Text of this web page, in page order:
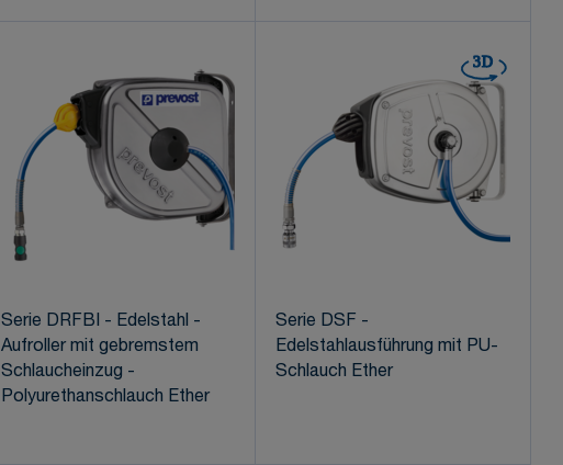
Serie DRFBI - Edelstahl -
Aufroller mit gebremstem
Schlaucheinzug -
Polyurethanschlauch Ether
Serie DSF -
Edelstahlausführung mit PU-
Schlauch Ether
3D